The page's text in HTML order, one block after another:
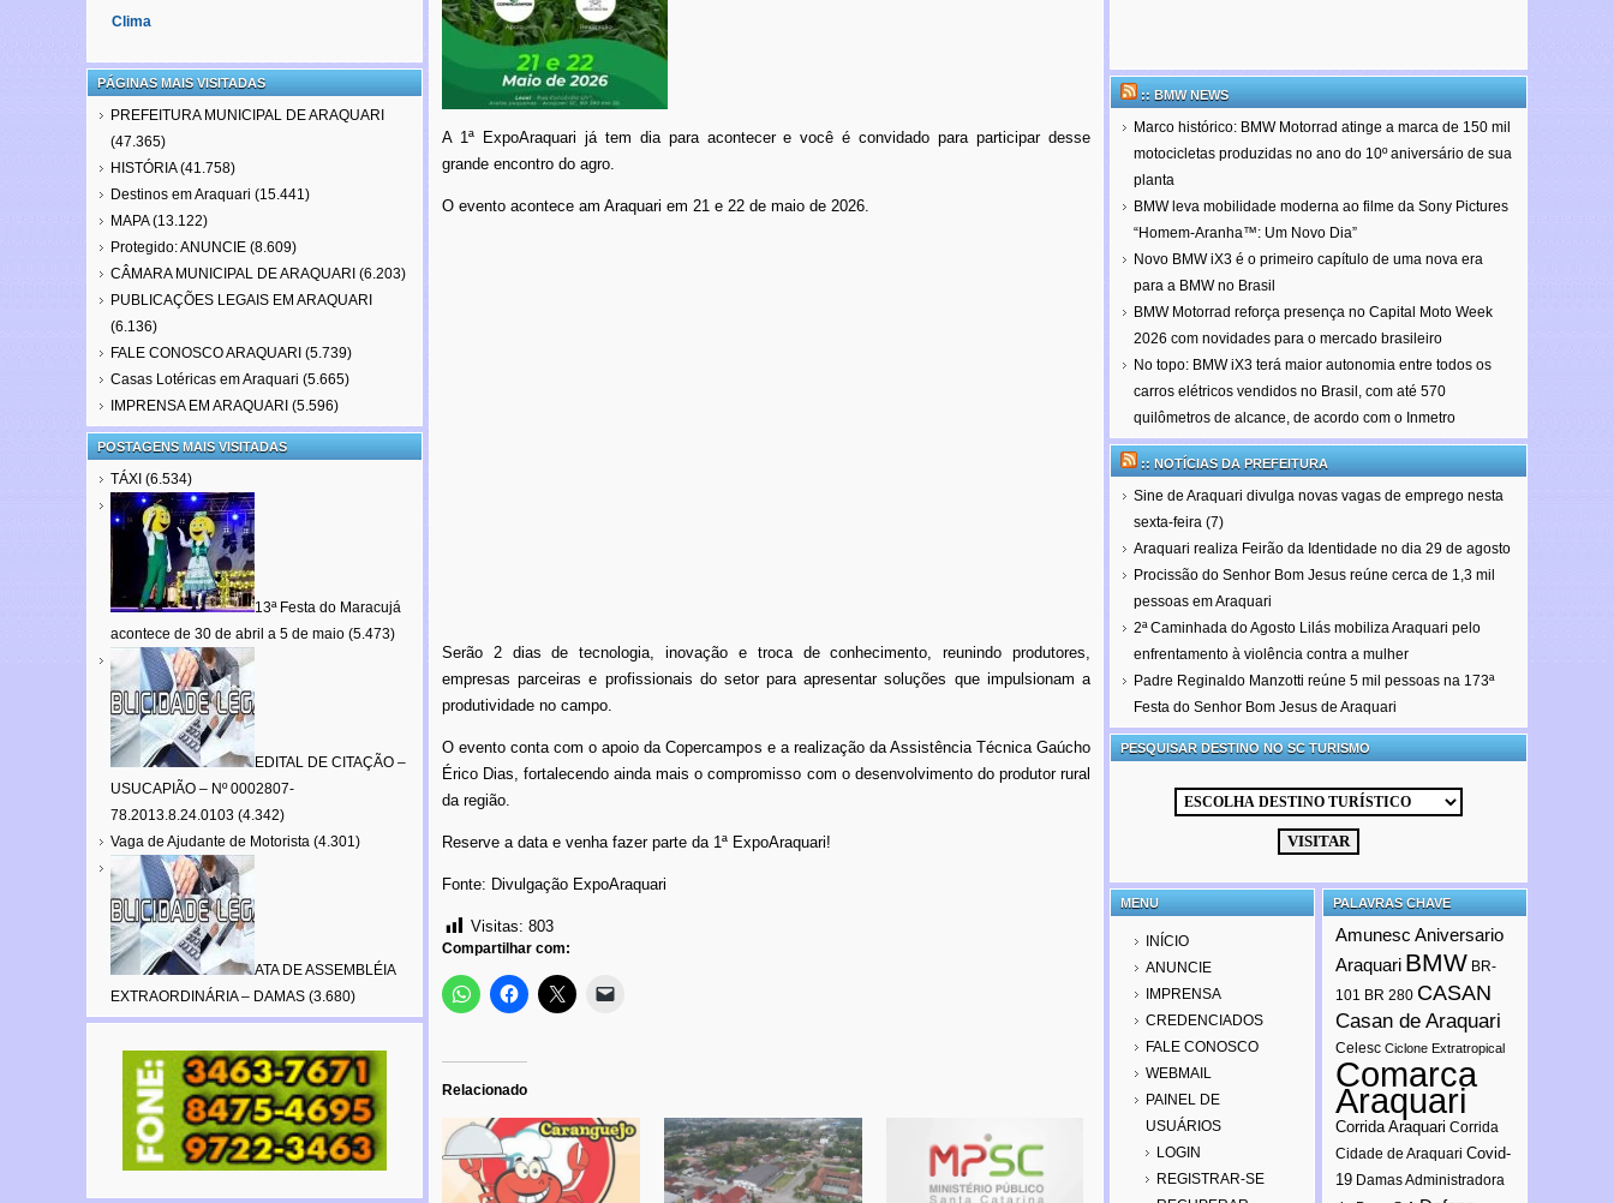
Clima
PÁGINAS MAIS VISITADAS
PREFEITURA MUNICIPAL DE ARAQUARI
(47.365)
HISTÓRIA (41.758)
Destinos em Araquari (15.441)
MAPA (13.122)
Protegido: ANUNCIE (8.609)
CÂMARA MUNICIPAL DE ARAQUARI (6.203)
PUBLICAÇÕES LEGAIS EM ARAQUARI
(6.136)
FALE CONOSCO ARAQUARI (5.739)
Casas Lotéricas em Araquari (5.665)
IMPRENSA EM ARAQUARI (5.596)
POSTAGENS MAIS VISITADAS
TÁXI (6.534)
13ª Festa do Maracujá
acontece de 30 de abril a 5 de maio (5.473)
EDITAL DE CITAÇÃO –
USUCAPIÃO – Nº 0002807-
78.2013.8.24.0103 (4.342)
Vaga de Ajudante de Motorista (4.301)
ATA DE ASSEMBLÉIA
EXTRAORDINÁRIA – DAMAS (3.680)
A 1ª ExpoAraquari já tem dia para acontecer e você é convidado para participar desse
grande encontro do agro.
O evento acontece am Araquari em 21 e 22 de maio de 2026.
Serão 2 dias de tecnologia, inovação e troca de conhecimento, reunindo produtores,
empresas parceiras e profissionais do setor para apresentar soluções que impulsionam a
produtividade no campo.
O evento conta com o apoio da Copercampos e a realização da Assistência Técnica Gaúcho
Érico Dias, fortalecendo ainda mais o compromisso com o desenvolvimento do produtor rural
da região.
Reserve a data e venha fazer parte da 1ª ExpoAraquari!
Fonte: Divulgação ExpoAraquari
Visitas: 803
Compartilhar com:
Relacionado
:: BMW NEWS
Marco histórico: BMW Motorrad atinge a marca de 150 mil
motocicletas produzidas no ano do 10º aniversário de sua
planta
BMW leva mobilidade moderna ao filme da Sony Pictures
“Homem-Aranha™: Um Novo Dia”
Novo BMW iX3 é o primeiro capítulo de uma nova era
para a BMW no Brasil
BMW Motorrad reforça presença no Capital Moto Week
2026 com novidades para o mercado brasileiro
No topo: BMW iX3 terá maior autonomia entre todos os
carros elétricos vendidos no Brasil, com até 570
quilômetros de alcance, de acordo com o Inmetro
:: NOTÍCIAS DA PREFEITURA
Sine de Araquari divulga novas vagas de emprego nesta
sexta-feira (7)
Araquari realiza Feirão da Identidade no dia 29 de agosto
Procissão do Senhor Bom Jesus reúne cerca de 1,3 mil
pessoas em Araquari
2ª Caminhada do Agosto Lilás mobiliza Araquari pelo
enfrentamento à violência contra a mulher
Padre Reginaldo Manzotti reúne 5 mil pessoas na 173ª
Festa do Senhor Bom Jesus de Araquari
PESQUISAR DESTINO NO SC TURISMO
MENU
INÍCIO
ANUNCIE
IMPRENSA
CREDENCIADOS
FALE CONOSCO
WEBMAIL
PAINEL DE
USUÁRIOS
LOGIN
REGISTRAR-SE
PALAVRAS CHAVE
Amunesc Aniversario
Araquari BMW BR-
101 BR 280 CASAN
Casan de Araquari
Celesc Ciclone Extratropical
Comarca
Araquari
Corrida Araquari Corrida
Cidade de Araquari Covid-
19 Damas Administradora